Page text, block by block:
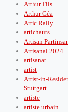
Arthur Fils
Arthur Géa
Artic Rally
artichauts
Artisan
Artisanal 2024
artisanat
artist
Artist-in-
Stuttgart
artiste
artiste urbain